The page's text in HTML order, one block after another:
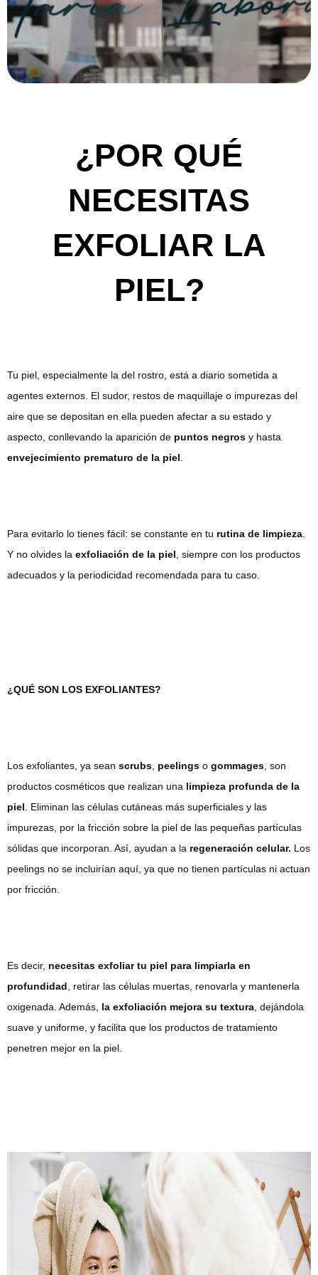
¿POR QUÉ
NECESITAS
EXFOLIAR LA
PIEL?
Tu piel, especialmente la del rostro, está a diario sometida a
agentes externos. El sudor, restos de maquillaje o impurezas del
aire que se depositan en ella pueden afectar a su estado y
aspecto, conllevando la aparición de puntos negros y hasta
envejecimiento prematuro de la piel.
Para evitarlo lo tienes fácil: se constante en tu rutina de limpieza.
Y no olvides la exfoliación de la piel, siempre con los productos
adecuados y la periodicidad recomendada para tu caso.
¿QUÉ SON LOS EXFOLIANTES?
Los exfoliantes, ya sean scrubs peelings o gommages , son
productos cosméticos que realizan una limpieza profunda de la
piel . Eliminan las células cutáneas más superficiales y las
impurezas, por la fricción sobre la piel de las pequeñas partículas
sólidas que incorporan. Así, ayudan a la regeneración celular. Los
peelings no se incluirían aquí, ya que no tienen partículas ni actuan
por fricción.
Es decir, necesitas exfoliar tu piel para limpiarla en
profundidad , retirar las células muertas, renovarla y mantenerla
oxigenada. Además, la exfoliación mejora su textura , dejándola
suave y uniforme, y facilita que los productos de tratamiento
penetren mejor en la piel.